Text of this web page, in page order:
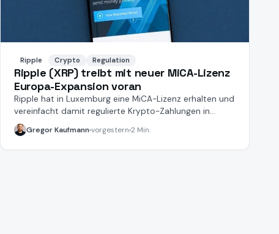
Ripple Crypto Regulation
Ripple (XRP) treibt mit neuer MiCA-Lizenz
Europa-Expansion voran
Ripple hat in Luxemburg eine MiCA-Lizenz erhalten und
vereinfacht damit regulierte Krypto-Zahlungen in
Europa erheblich.
Gregor Kaufmannvorgestern 2 Min.